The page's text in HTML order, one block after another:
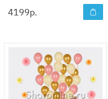
4199р.